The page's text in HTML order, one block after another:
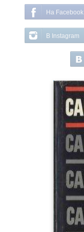
На Facebook
В Instagram